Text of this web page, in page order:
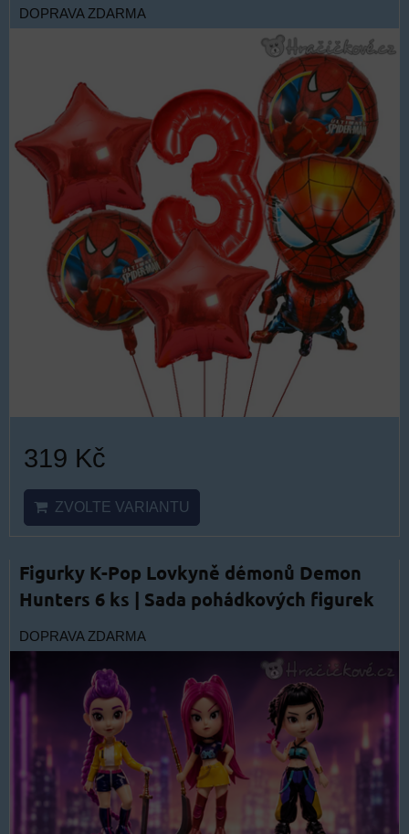
DOPRAVA ZDARMA
319 Kč
ZVOLTE VARIANTU
Figurky K-Pop Lovkyně démonů Demon
Hunters 6 ks | Sada pohádkových figurek
DOPRAVA ZDARMA